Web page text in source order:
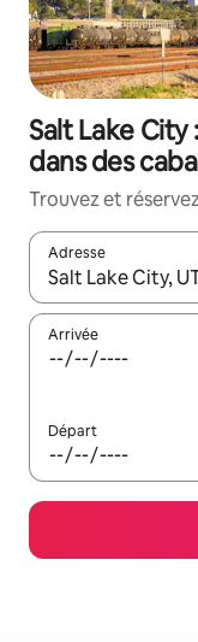
Salt Lake City
dans des
Trouvez et
Adresse
Lorsque les
Arrivée
Départ